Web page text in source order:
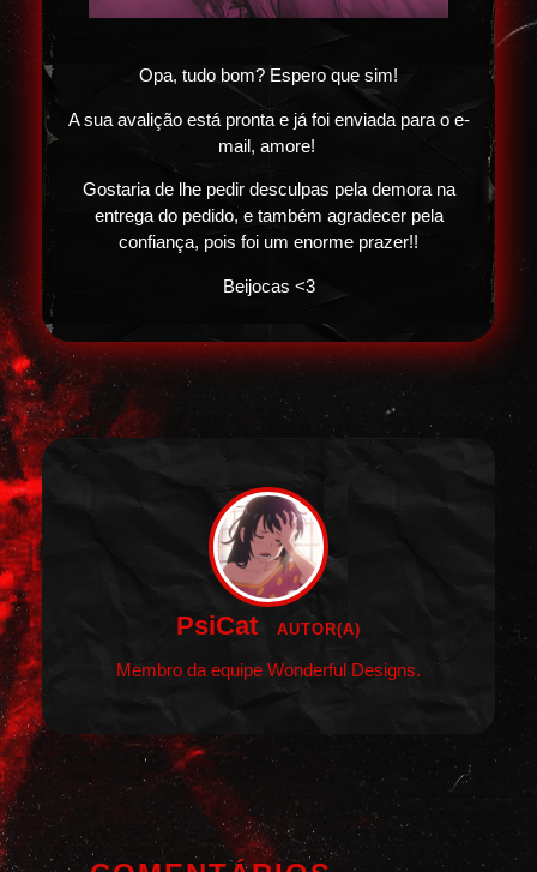
Opa, tudo bom? Espero que sim!
A sua avalição está pronta e já foi enviada para o e-
mail, amore!
Gostaria de lhe pedir desculpas pela demora na
entrega do pedido, e também agradecer pela
confiança, pois foi um enorme prazer!!
Beijocas <3
PsiCat AUTOR(A)
Membro da equipe Wonderful Designs.